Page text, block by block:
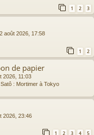
1 2 3
août 2026, 17:58
1 2
de papier
2026, 11:03
: Mortimer à Tokyo
2026, 23:46
1 2 3 4 5